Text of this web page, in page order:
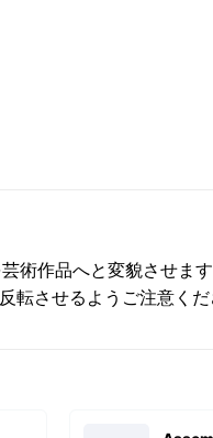
術作品へと変貌させま
させるようご注意くだ